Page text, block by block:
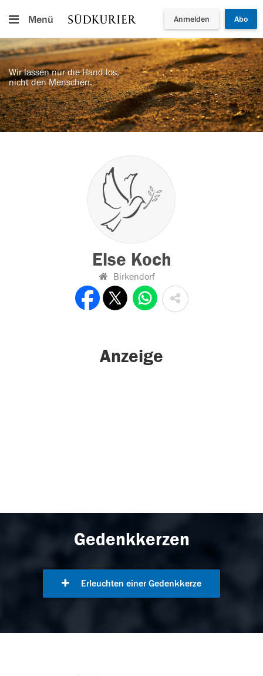
Menü Anmelden Abo
Wir lassen nur die Hand los,
nicht den Menschen.
Else Koch
Birkendorf
Anzeige
Gedenkkerzen
Erleuchten einer Gedenkkerze